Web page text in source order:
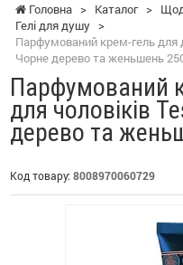
Головна > Каталог >
Гелі для душу >
Парфумований крем-гель для
Чорне дерево та женьшень
Парфумований
для чоловіків
дерево та
Код товару: 8008970060729